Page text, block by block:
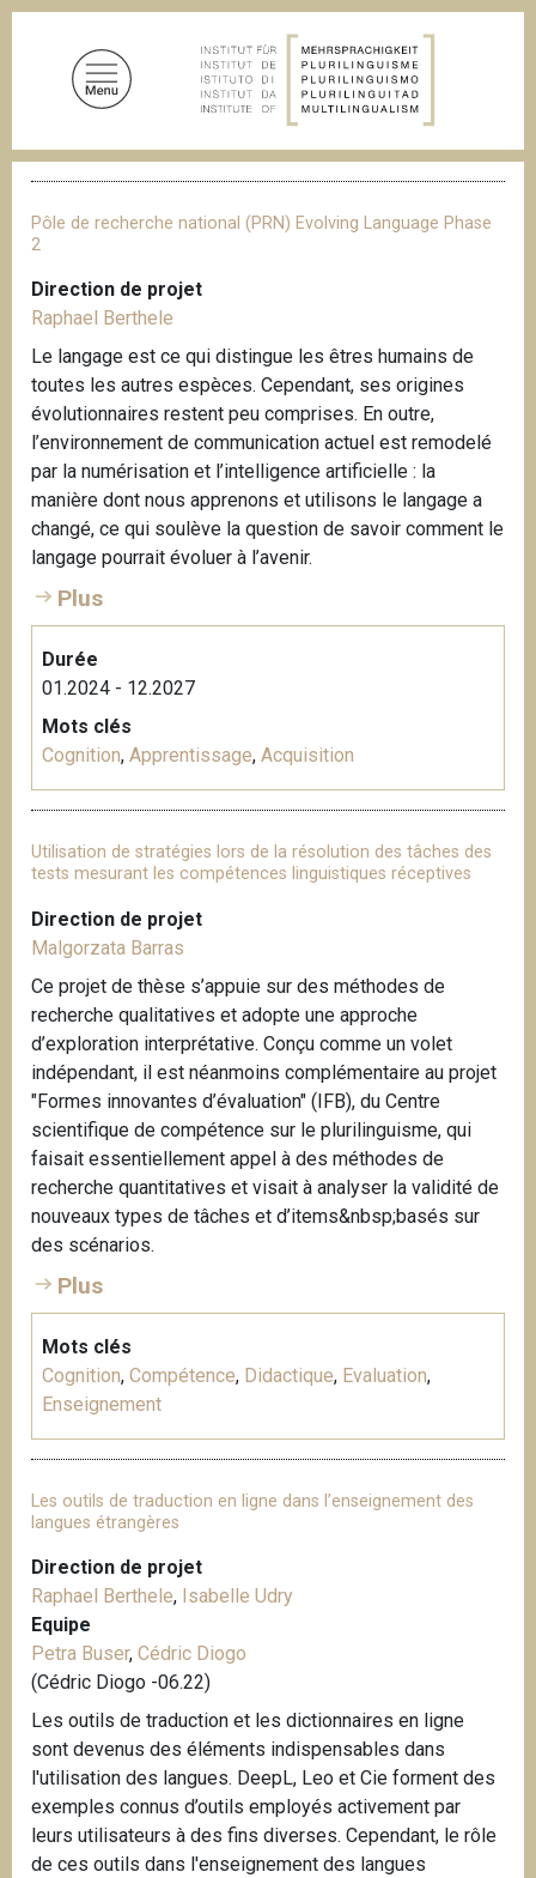
l
r
i
a
n
e
Pôle de recherche national (PRN) Evolving Language Phase
2
Direction de projet
Raphael Berthele
Le langage est ce qui distingue les êtres humains de
toutes les autres espèces. Cependant, ses origines
évolutionnaires restent peu comprises. En outre,
l’environnement de communication actuel est remodelé
par la numérisation et l’intelligence artificielle : la
manière dont nous apprenons et utilisons le langage a
changé, ce qui soulève la question de savoir comment le
langage pourrait évoluer à l’avenir.
Plus
Durée
01.2024 - 12.2027
Mots clés
Cognition, Apprentissage, Acquisition
Utilisation de stratégies lors de la résolution des tâches des
tests mesurant les compétences linguistiques réceptives
Direction de projet
Malgorzata Barras
Ce projet de thèse s’appuie sur des méthodes de
recherche qualitatives et adopte une approche
d’exploration interprétative. Conçu comme un volet
indépendant, il est néanmoins complémentaire au projet
"Formes innovantes d’évaluation" (IFB), du Centre
scientifique de compétence sur le plurilinguisme, qui
faisait essentiellement appel à des méthodes de
recherche quantitatives et visait à analyser la validité de
nouveaux types de tâches et d’items&nbsp;basés sur
des scénarios.
Plus
Mots clés
Cognition, Compétence, Didactique, Evaluation,
Enseignement
Les outils de traduction en ligne dans l’enseignement des
langues étrangères
Direction de projet
Raphael Berthele, Isabelle Udry
Equipe
Petra Buser, Cédric Diogo
(Cédric Diogo -06.22)
Les outils de traduction et les dictionnaires en ligne
sont devenus des éléments indispensables dans
l'utilisation des langues. DeepL, Leo et Cie forment des
exemples connus d’outils employés activement par
leurs utilisateurs à des fins diverses. Cependant, le rôle
de ces outils dans l'enseignement des langues